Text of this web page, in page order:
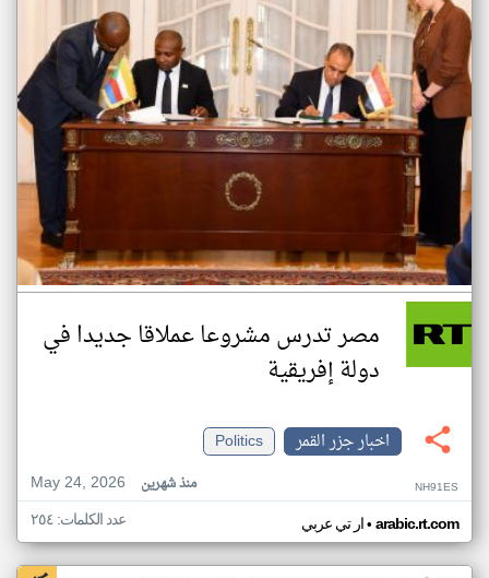
مصر تدرس مشروعا عملاقا جديدا في
دولة إفريقية
اخبار جزر القمر
Politics
May 24, 2026
منذ شهرين NH91ES
ار تي عربي• arabic.rt.com عدد الكلمات: ٢٥٤